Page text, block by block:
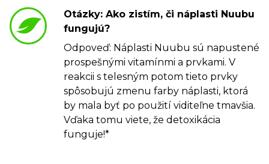
Otázky: Ako zistím, či náplasti Nuubu
fungujú?
Odpoveď: Náplasti Nuubu sú napustené
prospešnými vitamínmi a prvkami. V
reakcii s telesným potom tieto prvky
spôsobujú zmenu farby náplasti, ktorá
by mala byť po použití viditeľne tmavšia.
Vďaka tomu viete, že detoxikácia
funguje!*